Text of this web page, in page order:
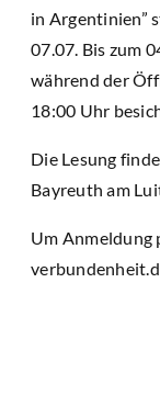
in Argentinien”
07.07. Bis zum
während der
18:00 Uhr
Die Lesung
Bayreuth am
Um